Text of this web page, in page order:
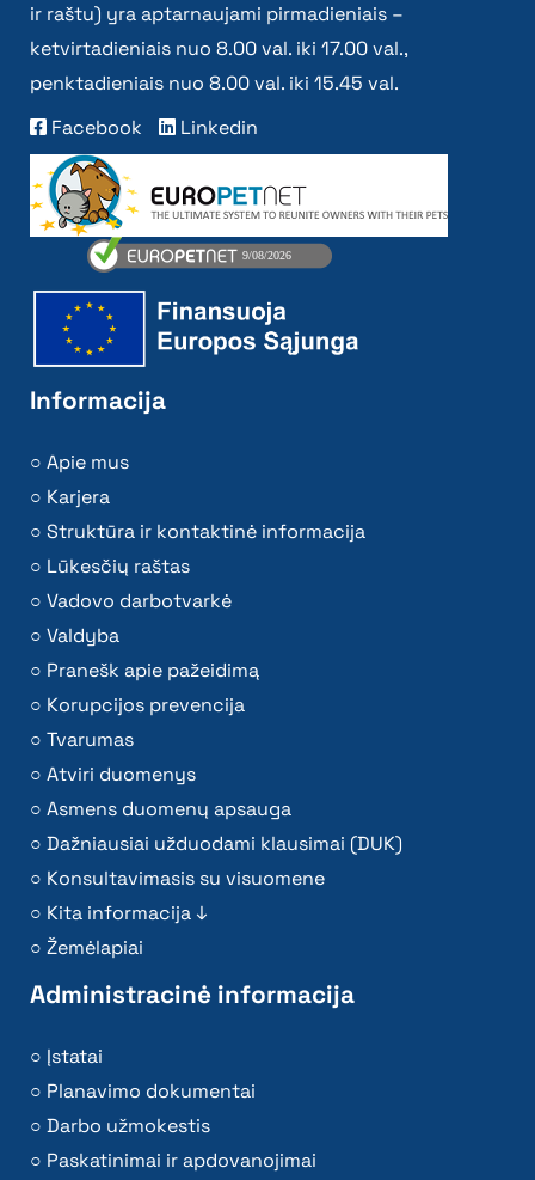
ir raštu) yra aptarnaujami pirmadieniais –
ketvirtadieniais nuo 8.00 val. iki 17.00 val.,
penktadieniais nuo 8.00 val. iki 15.45 val.
Facebook
Linkedin
Informacija
Apie mus
Karjera
Struktūra ir kontaktinė informacija
Lūkesčių raštas
Vadovo darbotvarkė
Valdyba
Pranešk apie pažeidimą
Korupcijos prevencija
Tvarumas
Atviri duomenys
Asmens duomenų apsauga
Dažniausiai užduodami klausimai (DUK)
Konsultavimasis su visuomene
Kita informacija ↓
Žemėlapiai
Administracinė informacija
Įstatai
Planavimo dokumentai
Darbo užmokestis
Paskatinimai ir apdovanojimai